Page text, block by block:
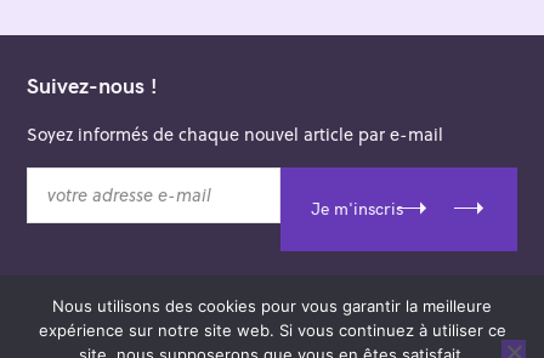
Suivez-nous !
Soyez informés de chaque nouvel article par e-mail
t
Je m'inscris
© 2026 Saint-Merry Hors-les-Murs.
Nous utilisons des cookies pour vous garantir la meilleure
expérience sur notre site web. Si vous continuez à utiliser ce